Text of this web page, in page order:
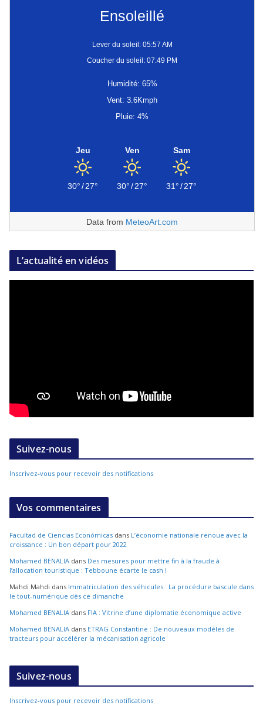
Ensoleillé
Lever du soleil: 05:57 AM
Coucher du soleil: 07:49 PM
Humidité: 65%
Vent: 3.6Kmph
Pluie: 4%
Jeu
30°/27°
Ven
30°/27°
Sam
31°/27°
Data from MeteoArt.com
L’actualité en vidéos
Suivez-nous
Inscrivez-vous pour recevoir des notifications
Vos commentaires
Facultad de Ciencias Económicas dans L’économie nationale renoue avec la
croissance : Un bon départ pour 2022
Mohamed BENALIA dans Des mesures pour mettre fin à la fraude à
l’allocation touristique : Tebboune écarte le cash !
Mahdi Mahdi dans Immatriculation des véhicules : La procédure bascule dans
le tout-numérique dès ce dimanche
Mohamed BENALIA dans FIA : Vitrine d’une diplomatie économique active
Mohamed BENALIA dans ETRAG Constantine : De nouveaux modèles de
tracteurs pour accélérer la mécanisation agricole
Suivez-nous
Inscrivez-vous pour recevoir des notifications